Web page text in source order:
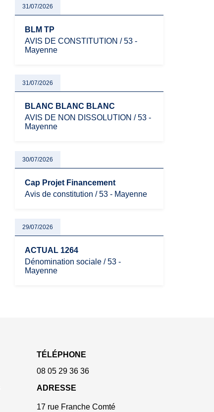
31/07/2026
BLM TP
AVIS DE CONSTITUTION / 53 -
Mayenne
31/07/2026
BLANC BLANC BLANC
AVIS DE NON DISSOLUTION / 53 -
Mayenne
30/07/2026
Cap Projet Financement
Avis de constitution / 53 - Mayenne
29/07/2026
ACTUAL 1264
Dénomination sociale / 53 -
Mayenne
TÉLÉPHONE
08 05 29 36 36
ADRESSE
17 rue Franche Comté